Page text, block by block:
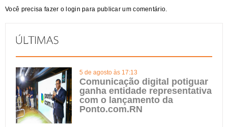
Você precisa fazer o login para publicar um comentário.
5 de agosto às 17:13
Comunicação digital potiguar
ganha entidade representativa
com o lançamento da
Ponto.com.RN